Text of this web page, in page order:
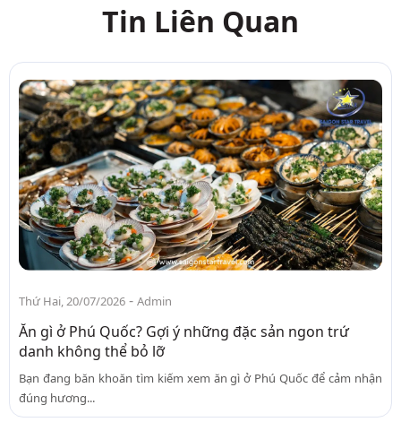
Tin Liên Quan
Thứ Hai, 20/07/2026 - Admin
Ăn gì ở Phú Quốc? Gợi ý những đặc sản ngon trứ
danh không thể bỏ lỡ
Bạn đang băn khoăn tìm kiếm xem ăn gì ở Phú Quốc để cảm nhận
đúng hương...